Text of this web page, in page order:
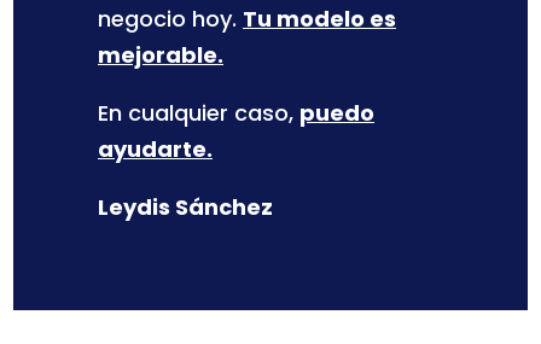
negocio hoy. Tu modelo es
mejorable.
En cualquier caso, puedo
ayudarte.
Leydis Sánchez